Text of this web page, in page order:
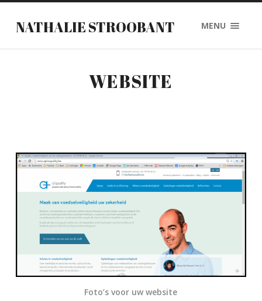
NATHALIE STROOBANT MENU
WEBSITE
Foto’s voor uw website